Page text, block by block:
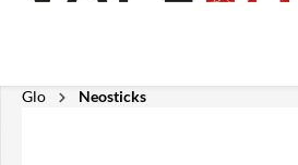
Glo Neosticks